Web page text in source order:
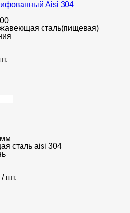
Aisi 304
сталь(пищевая)
мм
сталь aisi 304
/ шт.